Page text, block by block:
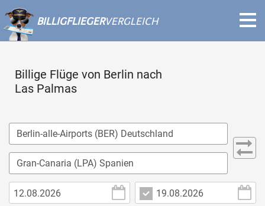
BILLIGFLIEGERVERGLEICH
Billige Flüge von Berlin nach
Las Palmas